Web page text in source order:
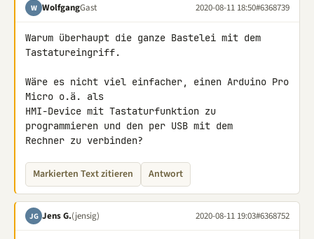
W WolfgangGast 2020-08-11 18:50#6368739
Warum überhaupt die ganze Bastelei mit dem
Tastatureingriff.
Wäre es nicht viel einfacher, einen Arduino Pro
Micro o.ä. als
HMI-Device mit Tastaturfunktion zu
programmieren und den per USB mit dem
Rechner zu verbinden?
Markierten Text zitieren Antwort
JG Jens G.(jensig) 2020-08-11 19:03#6368752